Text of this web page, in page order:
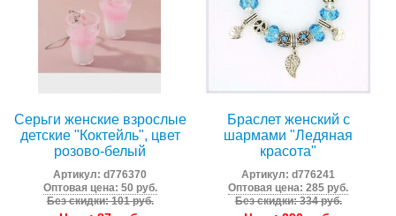
Серьги женские взрослые
детские "Коктейль", цвет
розово-белый
Артикул:d776370
Оптовая цена: 50 руб.
Без скидки: 101 руб.
Браслет женский с
шармами "Ледяная
красота"
Артикул:d776241
Оптовая цена: 285 руб.
Без скидки: 334 руб.